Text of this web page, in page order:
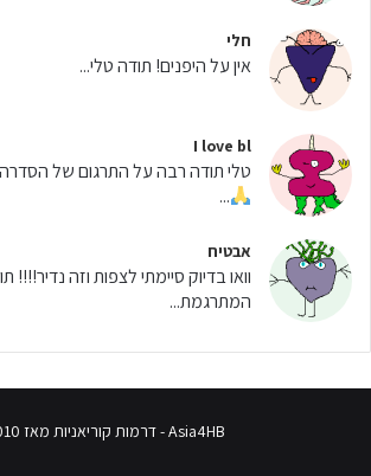
חלי
אין על היפנים! תודה טלי...
I love bl
טלי תודה רבה על התרגום של
...
אבטיח
וואו בדיוק סיימתי לצפות וזה נדיר!!!!
המתרגמת...
Asia4HB - דרמות קוריאניות מאז 2010